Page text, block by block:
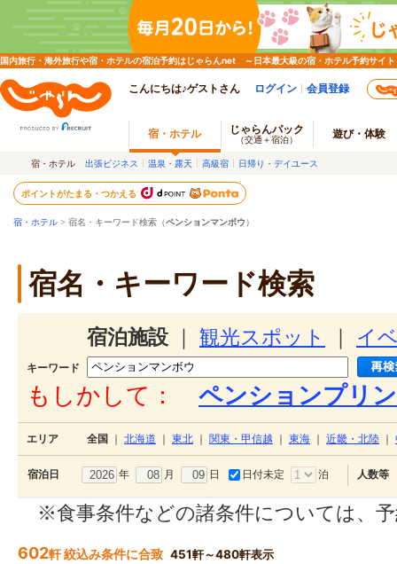
国内旅行・海外旅行や宿・ホテルの宿泊予約はじゃらんnet ～日本最大級の宿・ホテル予約サイト
こんにちは♪ゲストさん ログイン 会員登録
宿・ホテル じゃらんパック
（交通＋宿泊） 遊び・体験
宿・ホテル 出張ビジネス 温泉・露天 高級宿 日帰り・デイユース
ポイントがたまる・つかえる
宿・ホテル > 宿名・キーワード検索（ペンションマンボウ）
宿名・キーワード検索
宿泊施設 観光スポット イ
キーワード
もしかして： ペンションプリ
エリア 全国 北海道 東北 関東・甲信越 東海 近畿・北陸
宿泊日 年 月 日 日付未定 泊 人数等
※食事条件などの諸条件については、
602軒 絞込み条件に合致 451軒～480軒表示